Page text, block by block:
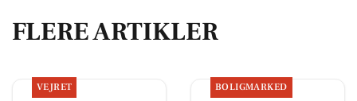
FLERE ARTIKLER
VEJRET BOLIGMARKED